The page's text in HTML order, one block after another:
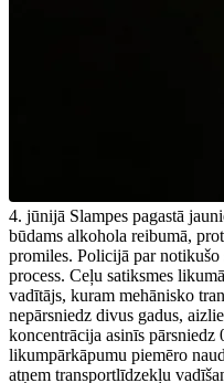
4. jūnijā Slampes pagastā
būdams alkohola reibumā,
promiles. Policijā par notikušo
process. Ceļu satiksmes
vadītājs, kuram mehānisko
nepārsniedz divus gadus,
koncentrācija asinīs pārsniedz
likumpārkāpumu piemēro
atņem transportlīdzekļu